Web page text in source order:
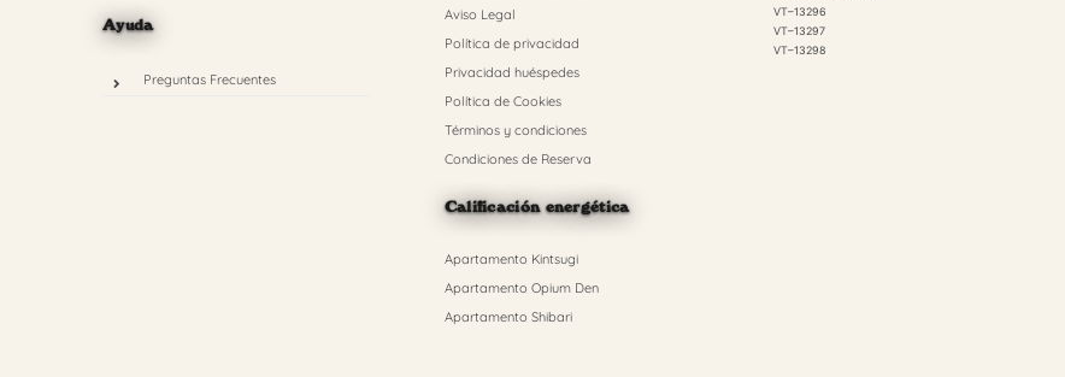
Ayuda
Preguntas Frecuentes
Aviso Legal
Política de privacidad
Privacidad huéspedes
Política de Cookies
Términos y condiciones
Condiciones de Reserva
Calificación energética
Apartamento Kintsugi
Apartamento Opium Den
Apartamento Shibari
VT–13296
VT–13297
VT–13298